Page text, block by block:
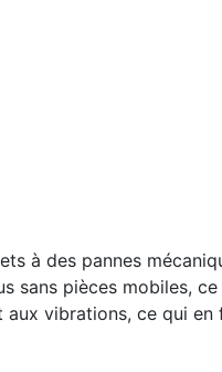
à des pannes
sans pièces mobiles,
aux vibrations, ce qui en